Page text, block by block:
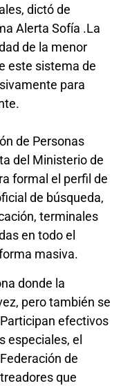
dictó de
Alerta Sofía .La
de la menor
este sistema de
para
de Personas
del Ministerio de
formal el perfil de
de búsqueda,
terminales
en todo el
masiva.
donde la
pero también se
efectivos
especiales, el
de
que